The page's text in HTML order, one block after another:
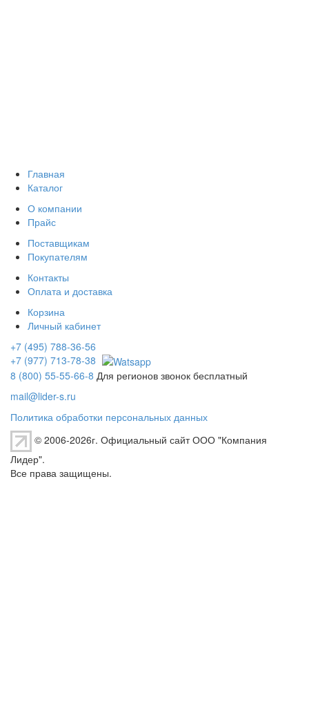
Главная
Каталог
О компании
Прайс
Поставщикам
Покупателям
Контакты
Оплата и доставка
Корзина
Личный кабинет
+7 (495) 788-36-56
+7 (977) 713-78-38
8 (800) 55-55-66-8 Для регионов звонок бесплатный
mail@lider-s.ru
Политика обработки персональных данных
© 2006-2026г. Официальный сайт ООО "Компания
Лидер".
Все права защищены.